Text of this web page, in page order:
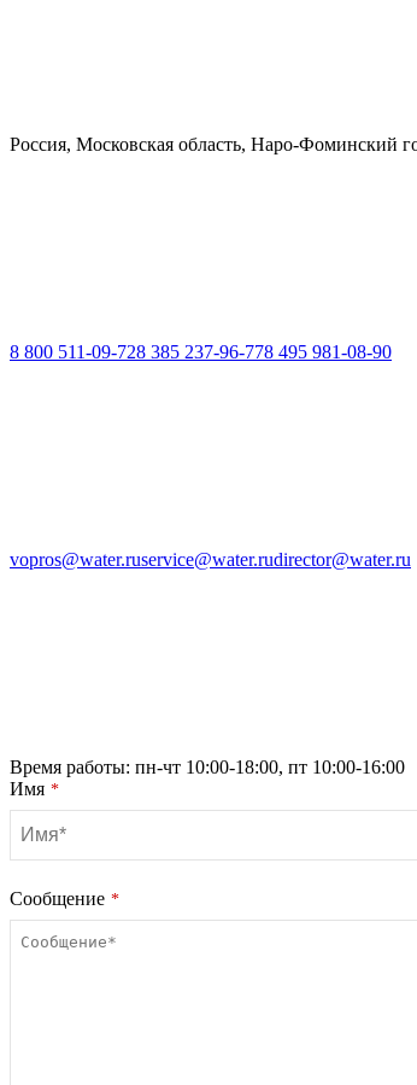
Россия, Московская область, Наро-Фоминский
8 800 511-09-728 385 237-96-778 495 981-08-90
vopros@water.ruservice@water.rudirector@water.ru
Время работы: пн-чт 10:00-18:00, пт 10:00-16:00
Имя *
Сообщение *